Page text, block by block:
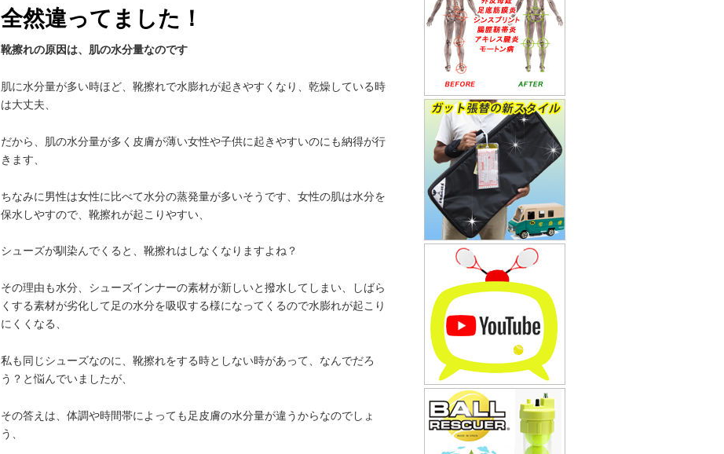
全然違ってました！
靴擦れの原因は、肌の水分量なのです
肌に水分量が多い時ほど、靴擦れで水膨れが起きやすくなり、乾燥している時
は大丈夫、
だから、肌の水分量が多く皮膚が薄い女性や子供に起きやすいのにも納得が行
きます、
ちなみに男性は女性に比べて水分の蒸発量が多いそうです、女性の肌は水分を
保水しやすので、靴擦れが起こりやすい、
シューズが馴染んでくると、靴擦れはしなくなりますよね？
その理由も水分、シューズインナーの素材が新しいと撥水してしまい、しばら
くする素材が劣化して足の水分を吸収する様になってくるので水膨れが起こり
にくくなる、
私も同じシューズなのに、靴擦れをする時としない時があって、なんでだろ
う？と悩んでいましたが、
その答えは、体調や時間帯によっても足皮膚の水分量が違うからなのでしょ
う、